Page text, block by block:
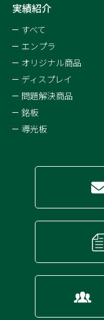
実績紹介
すべて
エンプラ
オリジナル商品
ディスプレイ
問題解決商品
銘板
導光板